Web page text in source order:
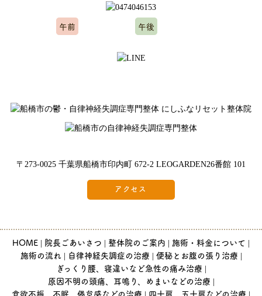
午前 午後
〒273-0025 千葉県船橋市印内町 672-2 LEOGARDEN26番館 101
アクセス
HOME 院長ごあいさつ 整体院のご案内
施術・料金について
施術の流れ
自律神経失調症の治療 便秘とお腹の張り治療
ぎっくり腰、寝違いなど急性の痛み治療
原因不明の頭痛、耳鳴り、めまいなどの治療